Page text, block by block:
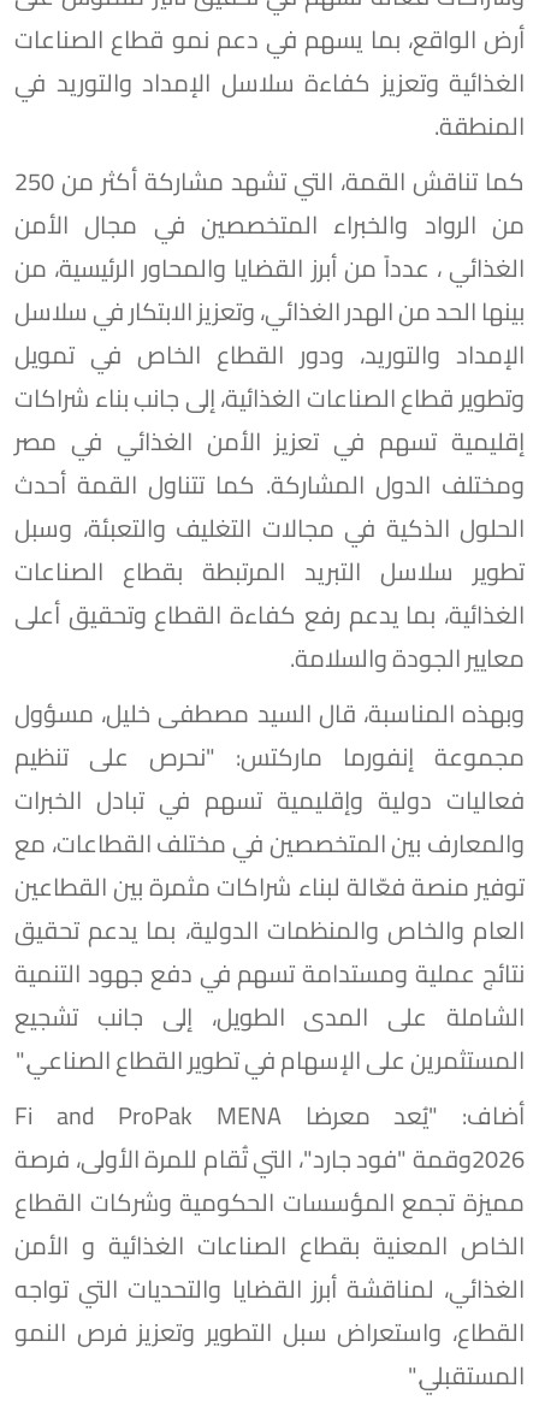
أرض الواقع، بما يسهم في دعم نمو قطاع الصناعات
الغذائية وتعزيز كفاءة سلاسل الإمداد والتوريد في
المنطقة.
كما تناقش القمة، التي تشهد مشاركة أكثر من 250
من الرواد والخبراء المتخصصين في مجال الأمن
الغذائي ، عدداً من أبرز القضايا والمحاور الرئيسية، من
بينها الحد من الهدر الغذائي، وتعزيز الابتكار في سلاسل
الإمداد والتوريد، ودور القطاع الخاص في تمويل
وتطوير قطاع الصناعات الغذائية، إلى جانب بناء شراكات
إقليمية تسهم في تعزيز الأمن الغذائي في مصر
ومختلف الدول المشاركة. كما تتناول القمة أحدث
الحلول الذكية في مجالات التغليف والتعبئة، وسبل
تطوير سلاسل التبريد المرتبطة بقطاع الصناعات
الغذائية، بما يدعم رفع كفاءة القطاع وتحقيق أعلى
معايير الجودة والسلامة.
وبهذه المناسبة، قال السيد مصطفى خليل، مسؤول
مجموعة إنفورما ماركتس: "نحرص على تنظيم
فعاليات دولية وإقليمية تسهم في تبادل الخبرات
والمعارف بين المتخصصين في مختلف القطاعات، مع
توفير منصة فعّالة لبناء شراكات مثمرة بين القطاعين
العام والخاص والمنظمات الدولية، بما يدعم تحقيق
نتائج عملية ومستدامة تسهم في دفع جهود التنمية
الشاملة على المدى الطويل، إلى جانب تشجيع
المستثمرين على الإسهام في تطوير القطاع الصناعي."
أضاف: "يُعد معرضا Fi and ProPak MENA
2026وقمة "فود جارد"، التي تُقام للمرة الأولى، فرصة
مميزة تجمع المؤسسات الحكومية وشركات القطاع
الخاص المعنية بقطاع الصناعات الغذائية و الأمن
الغذائي، لمناقشة أبرز القضايا والتحديات التي تواجه
القطاع، واستعراض سبل التطوير وتعزيز فرص النمو
المستقبلي."